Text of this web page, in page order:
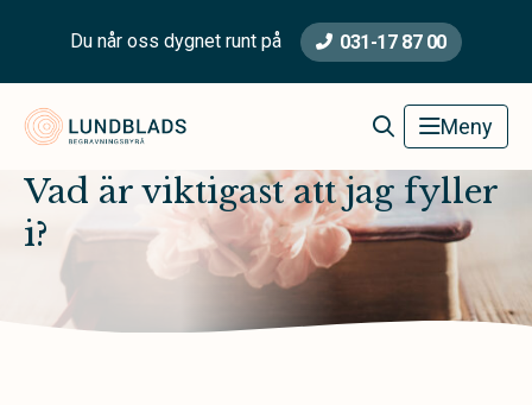
Du når oss dygnet runt på 031-17 87 00
Lundblads Begravningsbyrå Meny
Vad är viktigast att jag fyller
i?